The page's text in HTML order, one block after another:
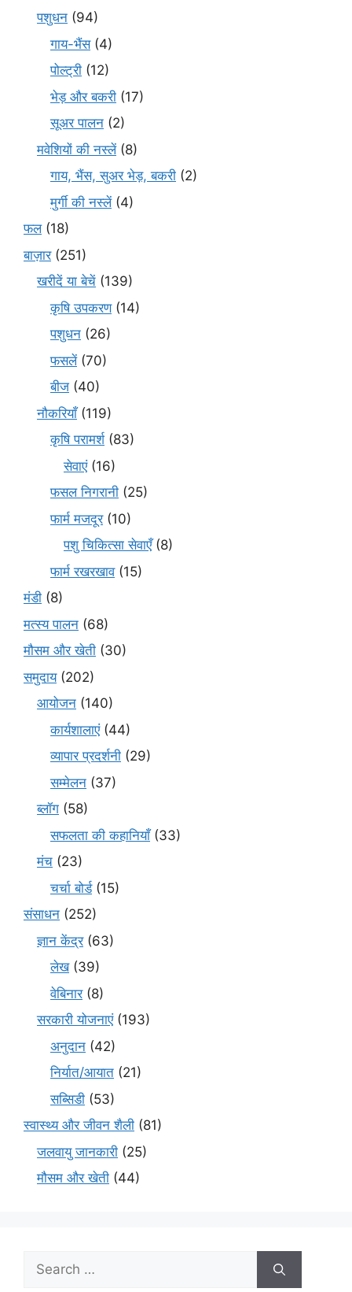
पशुधन (94)
गाय-भैंस(4)
पोल्ट्री (12)
भेड़ और बकरी (17)
सूअर पालन (2)
मवेशियों की नस्लें(8)
गाय, भैंस, सुअर भेड़, बकरी (2)
मुर्गी की नस्लें(4)
फल(18)
बाज़ार(251)
खरीदें या बेचें (139)
कृषि उपकरण(14)
पशुधन (26)
फसलें(70)
बीज (40)
नौकरियाँ(119)
कृषि परामर्श(83)
सेवाएं(16)
फसल निगरानी (25)
फार्म मजदूर(10)
पशु चिकित्सा सेवाएँ(8)
फार्म रखरखाव(15)
मंडी (8)
मत्स्य पालन (68)
मौसम और खेती (30)
समुदाय(202)
आयोजन (140)
कार्यशालाएं(44)
व्यापार प्रदर्शनी (29)
सम्मेलन (37)
ब्लॉग (58)
सफलता की कहानियाँ(33)
मंच (23)
चर्चा बोर्ड(15)
संसाधन (252)
ज्ञान केंद्र(63)
लेख(39)
वेबिनार(8)
सरकारी योजनाएं(193)
अनुदान (42)
निर्यात/आयात (21)
सब्सिडी (53)
स्वास्थ्य और जीवन शैली (81)
जलवायु जानकारी (25)
मौसम और खेती (44)